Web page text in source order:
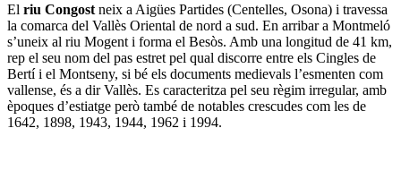
El riu Congost neix a Aigües Partides (Centelles, Osona) i travessa
la comarca del Vallès Oriental de nord a sud. En arribar a Montmeló
s’uneix al riu Mogent i forma el Besòs. Amb una longitud de 41 km,
rep el seu nom del pas estret pel qual discorre entre els Cingles de
Bertí i el Montseny, si bé els documents medievals l’esmenten com
vallense, és a dir Vallès. Es caracteritza pel seu règim irregular, amb
èpoques d’estiatge però també de notables crescudes com les de
1642, 1898, 1943, 1944, 1962 i 1994.